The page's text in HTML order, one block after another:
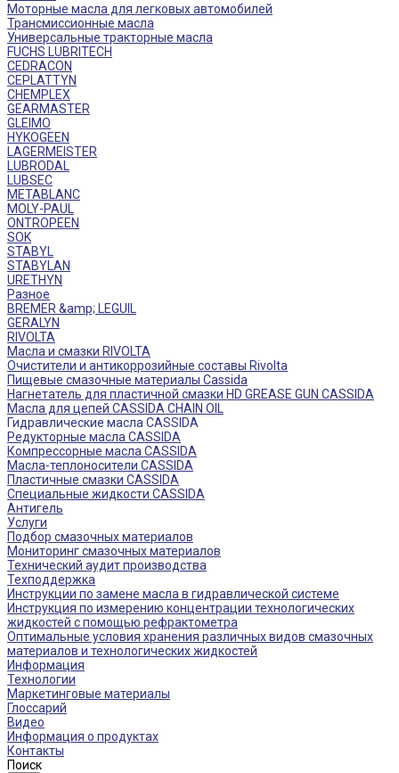
Моторные масла для легковых автомобилей
Трансмиссионные масла
Универсальные тракторные масла
FUCHS LUBRITECH
CEDRACON
CEPLATTYN
CHEMPLEX
GEARMASTER
GLEIMO
HYKOGEEN
LAGERMEISTER
LUBRODAL
LUBSEC
METABLANC
MOLY-PAUL
ONTROPEEN
SOK
STABYL
STABYLAN
URETHYN
Разное
BREMER &amp; LEGUIL
GERALYN
RIVOLTA
Масла и смазки RIVOLTA
Очистители и антикоррозийные составы Rivolta
Пищевые смазочные материалы Cassida
Нагнетатель для пластичной смазки HD GREASE GUN CASSIDA
Масла для цепей CASSIDA CHAIN OIL
Гидравлические масла CASSIDA
Редукторные масла CASSIDA
Компрессорные масла CASSIDA
Масла-теплоносители CASSIDA
Пластичные смазки CASSIDA
Специальные жидкости CASSIDA
Антигель
Услуги
Подбор смазочных материалов
Мониторинг смазочных материалов
Технический аудит производства
Техподдержка
Инструкции по замене масла в гидравлической системе
Инструкция по измерению концентрации технологических
жидкостей с помощью рефрактометра
Оптимальные условия хранения различных видов смазочных
материалов и технологических жидкостей
Информация
Технологии
Маркетинговые материалы
Глоссарий
Видео
Информация о продуктах
Контакты
Поиск